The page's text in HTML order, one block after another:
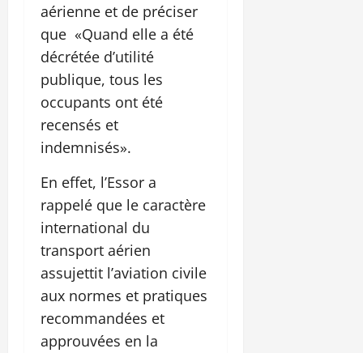
aérienne et de préciser
que «Quand elle a été
décrétée d’utilité
publique, tous les
occupants ont été
recensés et
indemnisés».
En effet, l’Essor a
rappelé que le caractère
international du
transport aérien
assujettit l’aviation civile
aux normes et pratiques
recommandées et
approuvées en la